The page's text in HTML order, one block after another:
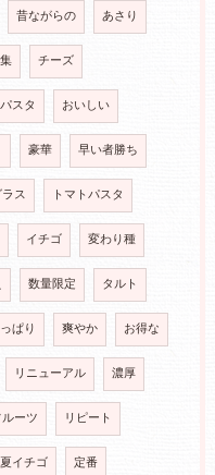
昔ながらの あさり
チーズ
スタ おいしい
豪華 早い者勝ち
ス トマトパスタ
イチゴ 変わり種
数量限定 タルト
ぱり 爽やか お得な
リニューアル 濃厚
ーツ リピート
夏イチゴ 定番